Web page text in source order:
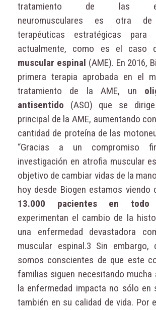
tratamiento de las
neuromusculares es otra
terapéuticas estratégicas para
actualmente, como es el caso
muscular espinal (AME). En 2016,
primera terapia aprobada en el
tratamiento de la AME, un
antisentido (ASO) que se
principal de la AME, aumentando
cantidad de proteína de las
“Gracias a un compromiso
investigación en atrofia muscular
objetivo de cambiar vidas de la
hoy desde Biogen estamos viendo
13.000 pacientes en
experimentan el cambio de la
una enfermedad devastadora
muscular espinal.3 Sin embargo,
somos conscientes de que este
familias siguen necesitando mucha
la enfermedad impacta no sólo en
también en su calidad de vida. Por